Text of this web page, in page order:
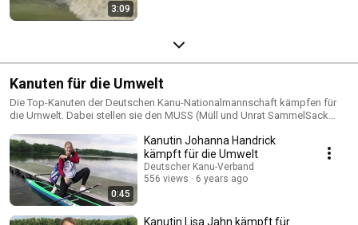
3:09
Kanuten für die Umwelt
Die Top-Kanuten der Deutschen Kanu-Nationalmannschaft kämpfen für
die Umwelt. Dabei stellen sie den MUSS (Müll und Unrat SammelSack
0:45
Kanutin Johanna Handrick
kämpft für die Umwelt
Deutscher Kanu-Verband
556 views
6 years ago
Kanutin Lisa Jahn kämpft für